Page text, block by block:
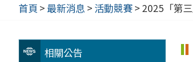
首頁 >最新消息 > 活動競賽> 2025「第
相關公告